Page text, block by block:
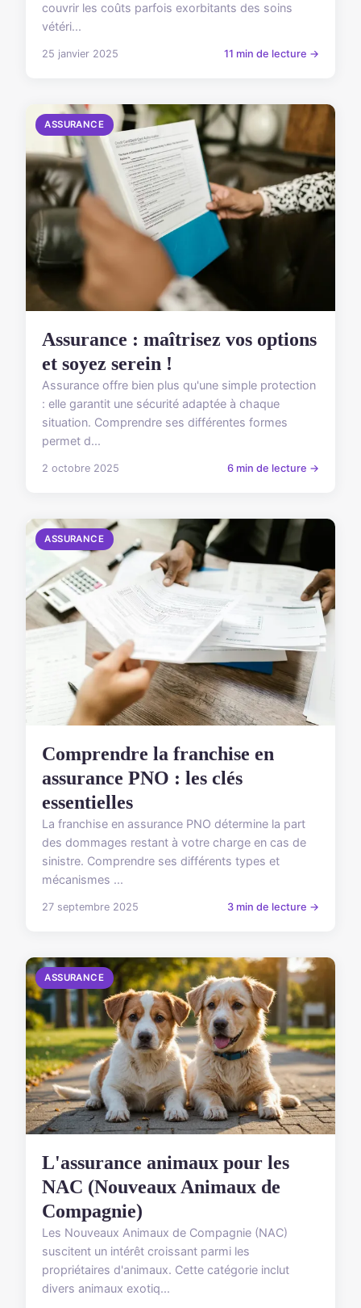
couvrir les coûts parfois exorbitants des soins
vétéri...
25 janvier 2025 11 min de lecture →
ASSURANCE
Assurance : maîtrisez vos options
et soyez serein !
Assurance offre bien plus qu'une simple protection
: elle garantit une sécurité adaptée à chaque
situation. Comprendre ses différentes formes
permet d...
2 octobre 2025 6 min de lecture →
ASSURANCE
Comprendre la franchise en
assurance PNO : les clés
essentielles
La franchise en assurance PNO détermine la part
des dommages restant à votre charge en cas de
sinistre. Comprendre ses différents types et
mécanismes ...
27 septembre 2025 3 min de lecture →
ASSURANCE
L'assurance animaux pour les
NAC (Nouveaux Animaux de
Compagnie)
Les Nouveaux Animaux de Compagnie (NAC)
suscitent un intérêt croissant parmi les
propriétaires d'animaux. Cette catégorie inclut
divers animaux exotiq...